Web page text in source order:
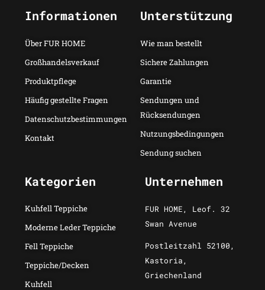
Informationen
Über FUR HOME
Großhandelsverkauf
Produktpflege
Häufig gestellte Fragen
Datenschutzbestimmungen
Kontakt
Unterstützung
Wie man bestellt
Sichere Zahlungen
Garantie
Sendungen und
Rücksendungen
Nutzungsbedingungen
Sendung suchen
Kategorien
Kuhfell Teppiche
Moderne Leder Teppiche
Fell Teppiche
Teppiche/Decken
Kuhfell
Unternehmen
FUR HOME, Leof. 32
Swan Avenue
Postleitzahl 52100,
Kastoria,
Griechenland